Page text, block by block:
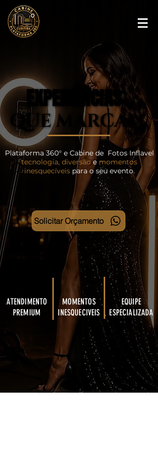
EXPERIÊNCIAS
EXPERIÊNCIAS
QUE MARCAM.
QUE MARCAM.
Plataforma 360° e Cabine de Fotos Inflavel
tecnologia, diversãoe momentos
inesquecíveispara o seu evento.
Solicitar Orçamento
EQUIPE
ESPECIALIZADA
MOMENTOS
INESQUECIVEIS
ATENDIMENTO
PREMIUM